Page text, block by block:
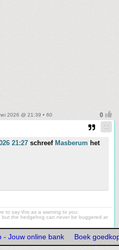
2026 @ 21:39 • 60
21:27 schreef Masberum het
to say this as a warning to you:
but the hedgehog can never be buggered at
- Jouw online bank Boek